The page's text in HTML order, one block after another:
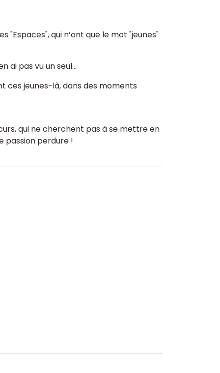
"Espaces", qui n’ont que le mot "jeunes"
ai pas vu un seul...
ces jeunes-là, dans des moments
qui ne cherchent pas à se mettre en
passion perdure !